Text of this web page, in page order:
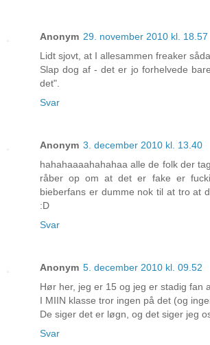
Anonym 29. november 2010 kl. 18.57
Lidt sjovt, at I allesammen freaker
Slap dog af - det er jo forhelvede
det".
Svar
Anonym 3. december 2010 kl. 13.40
hahahaaaahahahaa alle de folk der
råber op om at det er fake er
bieberfans er dumme nok til at tro at
:D
Svar
Anonym 5. december 2010 kl. 09.52
Hør her, jeg er 15 og jeg er stadig fan
I MIIN klasse tror ingen på det (og
De siger det er løgn, og det siger jeg
Svar